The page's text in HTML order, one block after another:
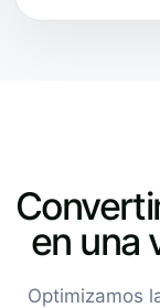
en una
Optimizamos